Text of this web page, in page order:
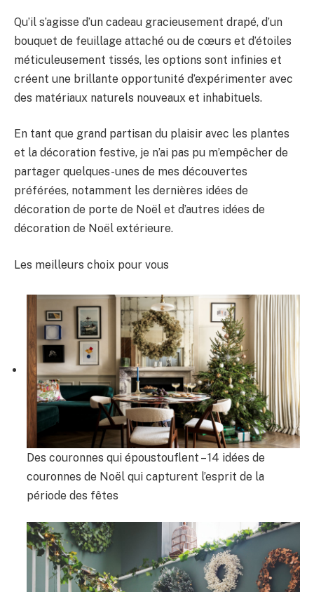
Qu’il s’agisse d’un cadeau gracieusement drapé, d’un
bouquet de feuillage attaché ou de cœurs et d’étoiles
méticuleusement tissés, les options sont infinies et
créent une brillante opportunité d’expérimenter avec
des matériaux naturels nouveaux et inhabituels.
En tant que grand partisan du plaisir avec les plantes
et la décoration festive, je n’ai pas pu m’empêcher de
partager quelques-unes de mes découvertes
préférées, notamment les dernières idées de
décoration de porte de Noël et d’autres idées de
décoration de Noël extérieure.
Les meilleurs choix pour vous
Des couronnes qui époustouflent – ​​14 idées de
couronnes de Noël qui capturent l’esprit de la
période des fêtes